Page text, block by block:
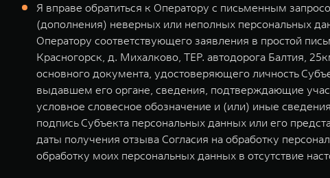
Я вправе обратиться к Оператору с письменным
(дополнения) неверных или неполных персональных
Оператору соответствующего заявления в простой
Красногорск, д. Михалково, ТЕР. автодорога Балтия,
основного документа, удостоверяющего личность
выдавшем его органе, сведения, подтверждающие
условное словесное обозначение и (или) иные
подпись Субъекта персональных данных или его
даты получения отзыва Согласия на обработку
обработку моих персональных данных в отсутствие